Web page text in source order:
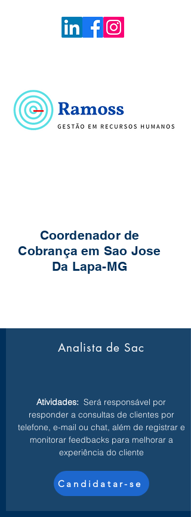
Coordenador de
Cobrança em Sao Jose
Da Lapa-MG
Analista de Sac
Atividades: Será responsável por
responder a consultas de clientes por
telefone, e-mail ou chat, além de registrar e
monitorar feedbacks para melhorar a
experiência do cliente
Candidatar-se